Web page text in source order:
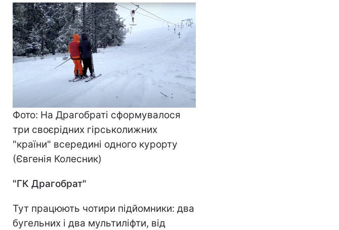
Фото: На Драгобраті сформувалося
три своєрідних гірськолижних
"країни" всередині одного курорту
(Євгенія Колесник)
"ГК Драгобрат"
Тут працюють чотири підйомники: два
бугельних і два мультиліфти, від